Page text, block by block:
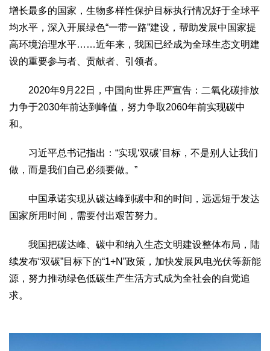
增长最多的国家，生物多样性保护目标执行情况好于全球平
均水平，深入开展绿色“一带一路”建设，帮助发展中国家提
高环境治理水平……近年来，我国已经成为全球生态文明建
设的重要参与者、贡献者、引领者。
2020年9月22日，中国向世界庄严宣告：二氧化碳排放
力争于2030年前达到峰值，努力争取2060年前实现碳中
和。
习近平总书记指出：“实现‘双碳’目标，不是别人让我们
做，而是我们自己必须要做。”
中国承诺实现从碳达峰到碳中和的时间，远远短于发达
国家所用时间，需要付出艰苦努力。
我国把碳达峰、碳中和纳入生态文明建设整体布局，陆
续发布“双碳”目标下的“1+N”政策，加快发展风电光伏等新能
源，努力推动绿色低碳生产生活方式成为全社会的自觉追
求。